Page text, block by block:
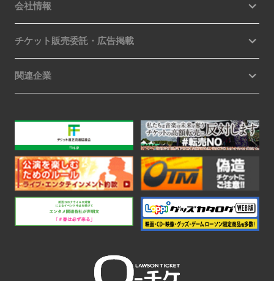
会社情報
チケット販売委託・広告掲載
関連企業